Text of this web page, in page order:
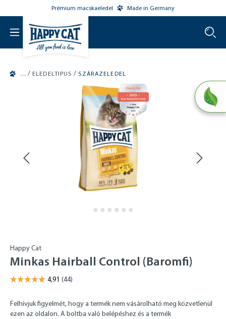
Prémium macskaeledel Made in Germany
/ ELEDELTIPUS / SZÁRAZELEDEL
Happy Cat
Minkas Hairball Control (Baromfi)
Felhívjuk figyelmét, hogy a termék nem vásárolható meg közvetlenül
ezen az oldalon. A boltba való belépéshez és a termék